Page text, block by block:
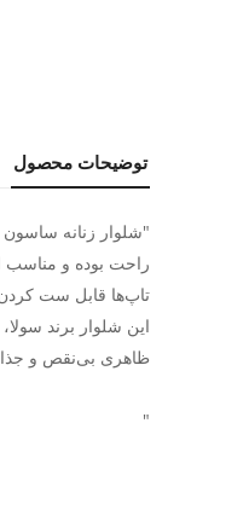
توضیحات محصول
"شلوار زنانه ساسون
راحت بوده و مناسب
تاپ‌ها قابل ست
این شلوار برند
ظاهری بی‌نقص و
"